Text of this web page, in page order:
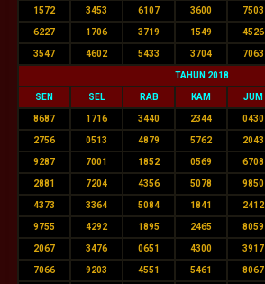
1572 3453 6107 3600 7503
6227 1706 3719 1549 4526
3547 4602 5433 3704 7063
TAHUN 2018
SEN SEL RAB KAM JUM
8687 1716 3440 2344 0430
2756 0513 4879 5762 2043
9287 7001 1852 0569 6708
2881 7204 4356 5078 9850
4373 3364 5084 1841 2412
9755 4292 1895 2465 8059
2067 3476 0651 4300 3917
7066 9203 4551 5461 8067